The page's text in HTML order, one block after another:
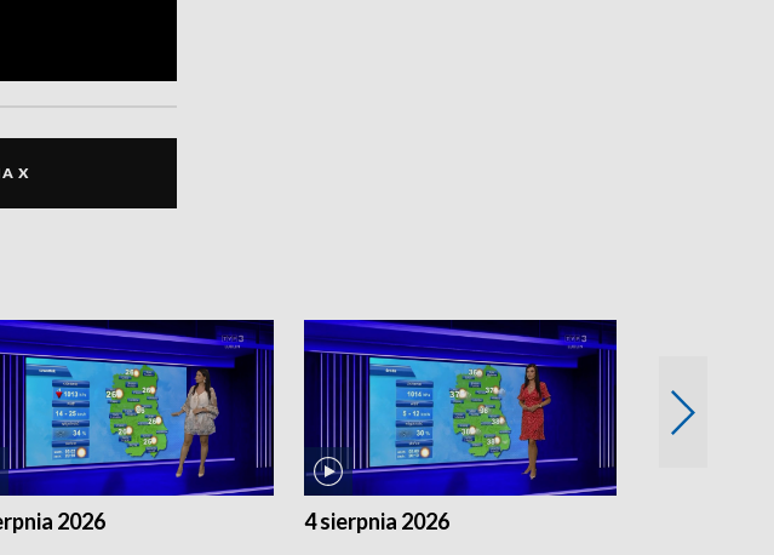
X
2026 4 sierpnia 2026